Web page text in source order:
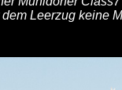
Leerzug keine